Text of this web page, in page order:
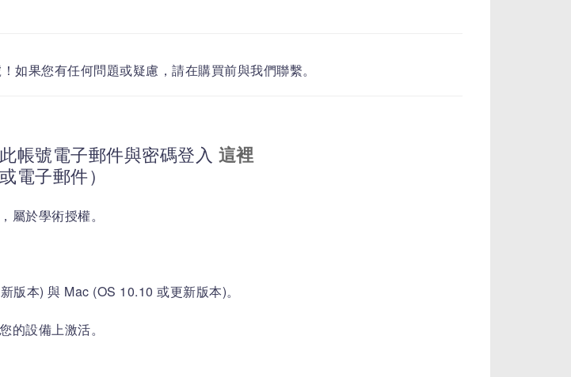
果您有任何問題或疑慮，請在購買前與我們聯繫。​​​​​​​​​​​​​​​​​​​​
帳號電子郵件與密碼登入 這裡
電子郵件）
屬於學術授權。
版本) 與 Mac (OS 10.10 或更新版本)。
的設備上激活。